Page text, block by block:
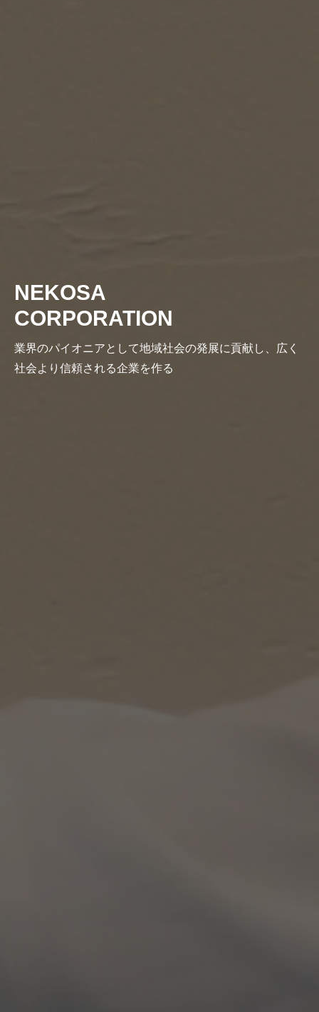
NEKOSA
CORPORATION
業界のパイオニアとして地域社会の発展に貢献し、広く
社会より信頼される企業を作る